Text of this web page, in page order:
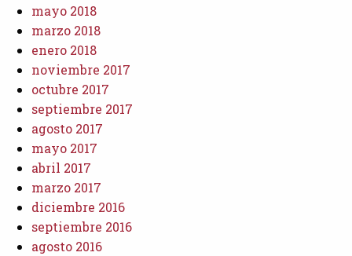
mayo 2018
marzo 2018
enero 2018
noviembre 2017
octubre 2017
septiembre 2017
agosto 2017
mayo 2017
abril 2017
marzo 2017
diciembre 2016
septiembre 2016
agosto 2016